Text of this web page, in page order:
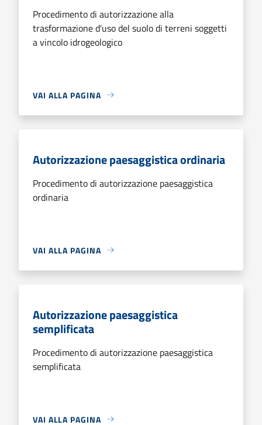
Procedimento di autorizzazione alla
trasformazione d'uso del suolo di terreni soggetti
a vincolo idrogeologico
VAI ALLA PAGINA
Autorizzazione paesaggistica ordinaria
Procedimento di autorizzazione paesaggistica
ordinaria
VAI ALLA PAGINA
Autorizzazione paesaggistica
semplificata
Procedimento di autorizzazione paesaggistica
semplificata
VAI ALLA PAGINA